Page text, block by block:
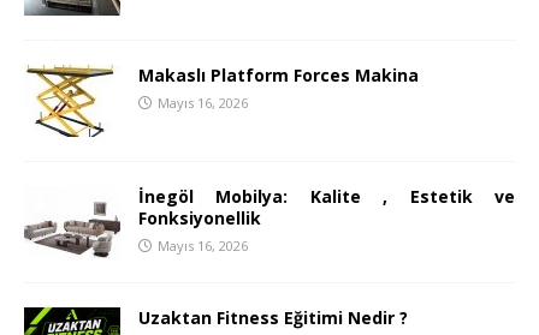
Makaslı Platform Forces Makina
Mayıs 16, 2026
İnegöl Mobilya: Kalite , Estetik ve
Fonksiyonellik
Mayıs 16, 2026
Uzaktan Fitness Eğitimi Nedir ?